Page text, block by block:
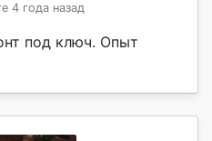
4 года назад
под ключ. Опыт